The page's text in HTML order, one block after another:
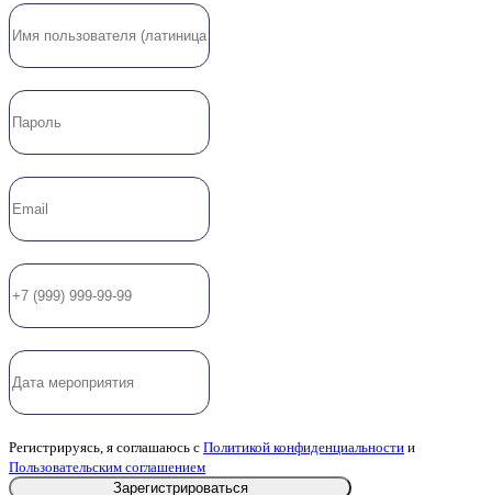
Регистрируясь, я соглашаюсь с Политикой конфиденциальности и
Пользовательским соглашением
Зарегистрироваться